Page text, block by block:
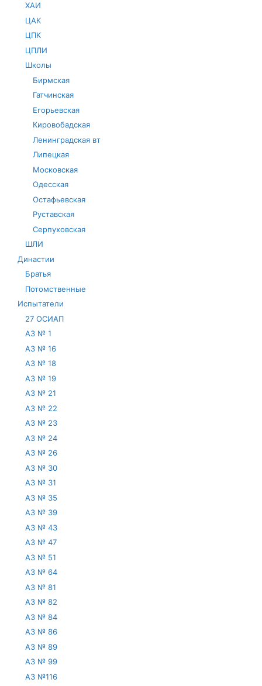
ХАИ
ЦАК
ЦПК
ЦПЛИ
Школы
Бирмская
Гатчинская
Егорьевская
Кировобадская
Ленинградская вт
Липецкая
Московская
Одесская
Остафьевская
Руставская
Серпуховская
ШЛИ
Династии
Братья
Потомственные
Испытатели
27 ОСИАП
АЗ № 1
АЗ № 16
АЗ № 18
АЗ № 19
АЗ № 21
АЗ № 22
АЗ № 23
АЗ № 24
АЗ № 26
АЗ № 30
АЗ № 31
АЗ № 35
АЗ № 39
АЗ № 43
АЗ № 47
АЗ № 51
АЗ № 64
АЗ № 81
АЗ № 82
АЗ № 84
АЗ № 86
АЗ № 89
АЗ № 99
АЗ №116